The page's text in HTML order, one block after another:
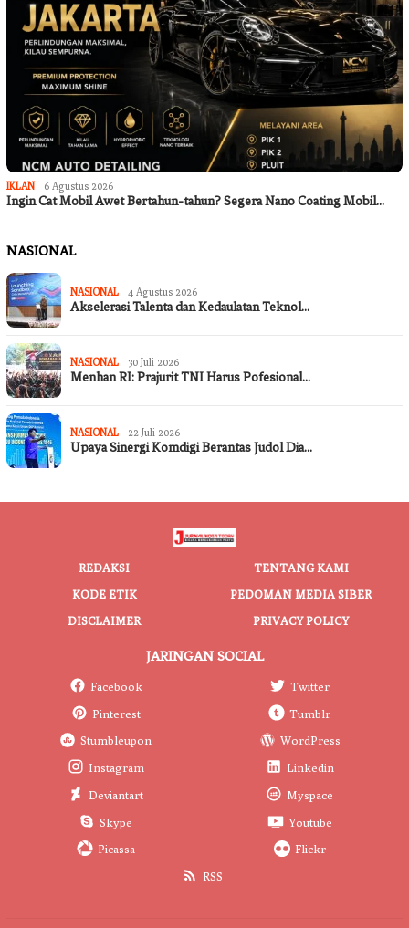
IKLAN 6 Agustus 2026
Ingin Cat Mobil Awet Bertahun-tahun? Segera Nano Coating Mobil…
NASIONAL
NASIONAL 4 Agustus 2026
Akselerasi Talenta dan Kedaulatan Teknol…
NASIONAL 30 Juli 2026
Menhan RI: Prajurit TNI Harus Pofesional…
NASIONAL 22 Juli 2026
Upaya Sinergi Komdigi Berantas Judol Dia…
REDAKSI
TENTANG KAMI
KODE ETIK
PEDOMAN MEDIA SIBER
DISCLAIMER
PRIVACY POLICY
JARINGAN SOCIAL
Facebook
Twitter
Pinterest
Tumblr
Stumbleupon
WordPress
Instagram
Linkedin
Deviantart
Myspace
Skype
Youtube
Picassa
Flickr
RSS